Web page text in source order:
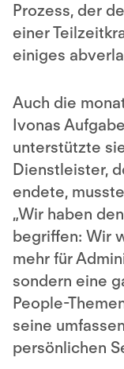
Prozess, der
einer
einiges
Auch die
Ivonas
unterstützte
Dienstleister,
endete,
„Wir haben
begriffen: Wir
mehr für
sondern eine
People-
seine
persönlichen